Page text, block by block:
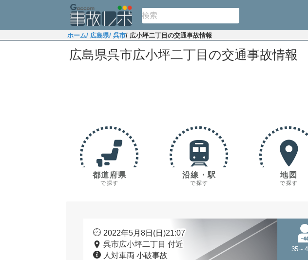
ホーム/ 広島県/ 呉市/ 広小坪二丁目の交通事故情報
広島県呉市広小坪二丁目の交通事故情報
都道府県
で探す
沿線・駅
で探す
地図
で探す
2022年5月8日(日)21:07
呉市広小坪二丁目 付近
人対車両 小破事故
35～